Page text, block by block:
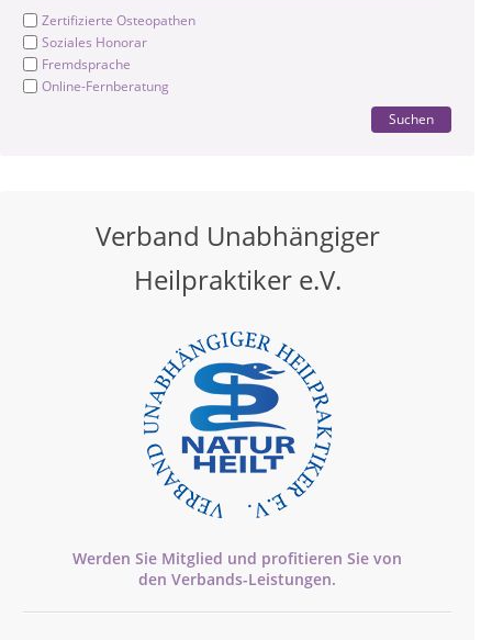
Zertifizierte Osteopathen
Soziales Honorar
Fremdsprache
Online-Fernberatung
Suchen
Verband Unabhängiger
Heilpraktiker e.V.
Werden Sie Mitglied und profitieren Sie von
den Verbands-Leistungen.